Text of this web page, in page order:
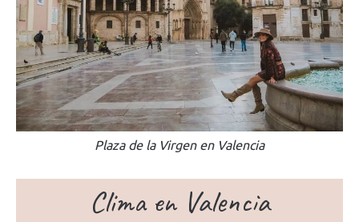
Plaza de la Virgen en Valencia
Clima en Valencia